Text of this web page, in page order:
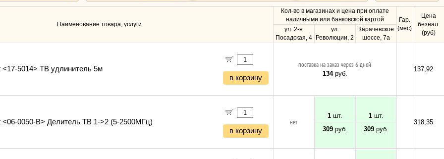
Наименование товара, услуги
Кол-во в магазинах и цена при оплате
наличными или банковской картой
Гар.
(мес)
Цена
безнал.
(руб)
ул. 2-я
Посадская, 4
ул.
Революции, 2
Карачевское
шоссе, 7а
<17-5014> ТВ удлинитель 5м
в корзину
поставка на заказ через 6 дней
134руб.
137,92
<06-0050-B> Делитель ТВ 1->2 (5-2500МГц)
в корзину
нет
1шт.
309руб.
1шт.
309руб.
318,35